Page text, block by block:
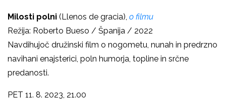
Milosti polni (Llenos de gracia), o filmu
Režija: Roberto Bueso / Španija / 2022
Navdihujoč družinski film o nogometu, nunah in predrzno
navihani enajsterici, poln humorja, topline in srčne
predanosti.
PET 11. 8. 2023, 21.00